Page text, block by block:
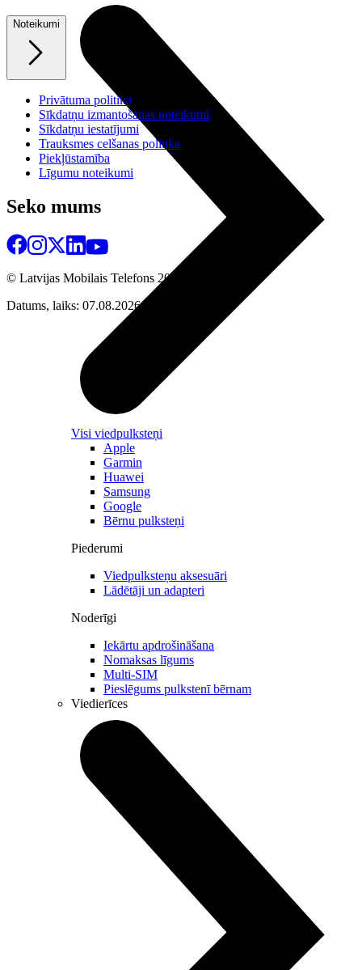
Visi viedpulksteņi
Apple
Garmin
Huawei
Samsung
Google
Bērnu pulksteņi
Piederumi
Viedpulksteņu aksesuāri
Lādētāji un adapteri
Noderīgi
Iekārtu apdrošināšana
Nomaksas līgums
Multi-SIM
Pieslēgums pulkstenī bērnam
Viedierīces
Noteikumi
Privātuma politika
Sīkdatņu izmantošanas noteikumi
Sīkdatņu iestatījumi
Trauksmes celšanas politika
Piekļūstamība
Līgumu noteikumi
Seko mums
© Latvijas Mobilais Telefons 2026
Datums, laiks: 07.08.2026 00:49